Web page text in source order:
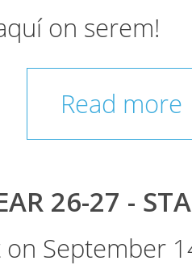
on serem!
Read more
26-27 -
on September